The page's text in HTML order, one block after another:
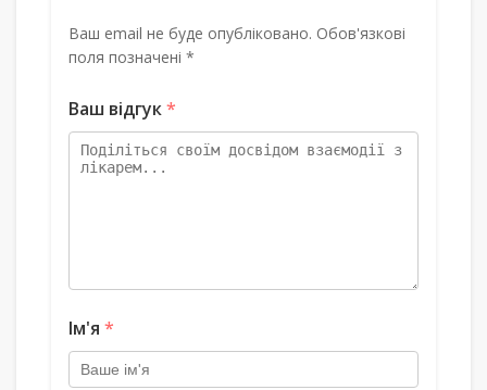
Ваш email не буде опубліковано. Обов'язкові
поля позначені *
Ваш відгук*
Ім'я *